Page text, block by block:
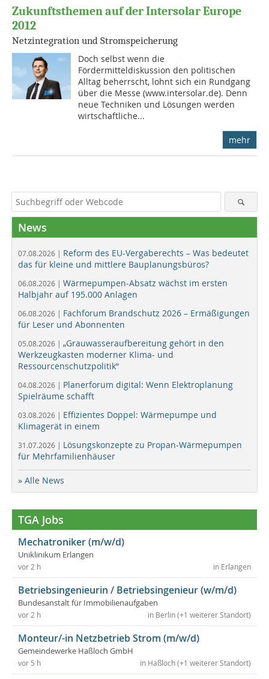
Zukunftsthemen auf der Intersolar Europe
2012
Netzintegration und Stromspeicherung
Doch selbst wenn die
Fördermitteldiskussion den politischen
Alltag beherrscht, lohnt sich ein Rundgang
über die Messe (www.intersolar.de). Denn
neue Techniken und Lösungen werden
wirtschaftliche...
mehr
News
07.08.2026 | Reform des EU-Vergaberechts – Was bedeutet
das für kleine und mittlere Bauplanungsbüros?
06.08.2026 | Wärmepumpen-Absatz wächst im ersten
Halbjahr auf 195.000 Anlagen
06.08.2026 | Fachforum Brandschutz 2026 – Ermäßigungen
für Leser und Abonnenten
05.08.2026 | „Grauwasseraufbereitung gehört in den
Werkzeugkasten moderner Klima- und
Ressourcenschutzpolitik“
04.08.2026 | Planerforum digital: Wenn Elektroplanung
Spielräume schafft
03.08.2026 | Effizientes Doppel: Wärmepumpe und
Klimagerät in einem
31.07.2026 | Lösungskonzepte zu Propan-Wärmepumpen
für Mehrfamilienhäuser
» Alle News
TGA Jobs
Mechatroniker (m/w/d)
Uniklinikum Erlangen
in Erlangen
vor 2 h
Betriebsingenieurin / Betriebsingenieur (w/m/d)
Bundesanstalt für Immobilienaufgaben
in Berlin (+1 weiterer Standort)
vor 2 h
Monteur/-in Netzbetrieb Strom (m/w/d)
Gemeindewerke Haßloch GmbH
in Haßloch (+1 weiterer Standort)
vor 5 h